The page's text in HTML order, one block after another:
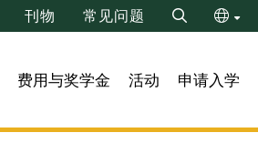
刊物 常见问题
Search
繁
费用与奖学金 活动 申请入学